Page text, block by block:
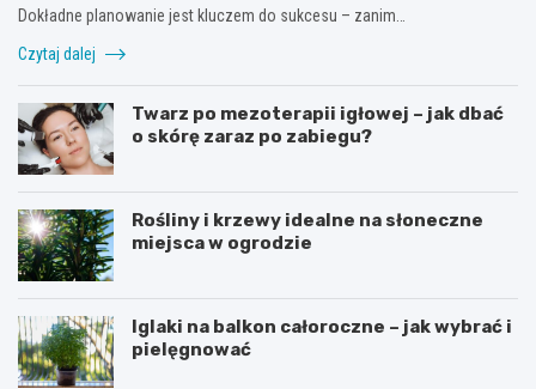
Dokładne planowanie jest kluczem do sukcesu – zanim…
Czytaj dalej
Twarz po mezoterapii igłowej – jak dbać
o skórę zaraz po zabiegu?
Rośliny i krzewy idealne na słoneczne
miejsca w ogrodzie
Iglaki na balkon całoroczne – jak wybrać i
pielęgnować